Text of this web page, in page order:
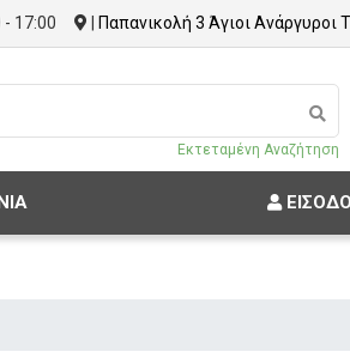
- 17:00 Παπανικολή 3 Άγιοι Ανάργυροι
Εκτεταμένη Αναζήτηση